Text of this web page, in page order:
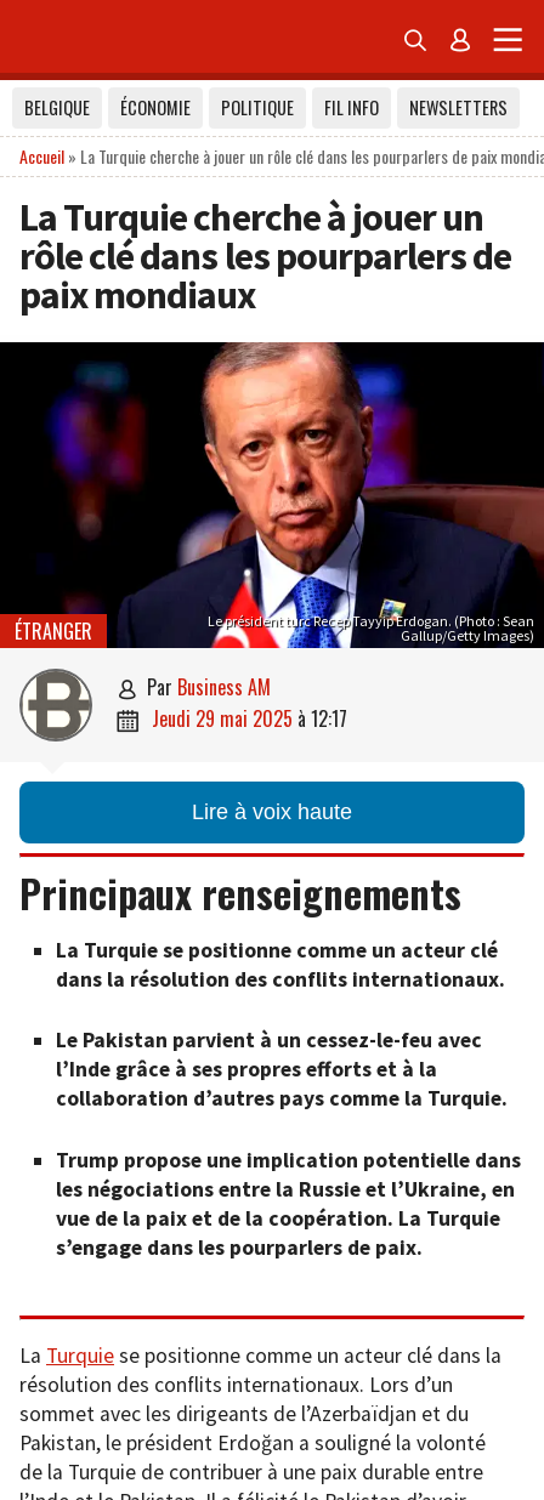
 
BELGIQUE ÉCONOMIE POLITIQUE FIL INFO
NEWSLETTERS
Accueil» La Turquie cherche à jouer un rôle clé dans les pourparlers de paix
La Turquie cherche à jouer un
rôle clé dans les pourparlers de
paix mondiaux
Le président turc Recep Tayyip Erdogan. (Photo : Sean
Gallup/Getty Images)
ÉTRANGER
 par Business AM
 jeudi 29 mai 2025 à 12:17
Lire à voix haute
Principaux renseignements
La Turquie se positionne comme un acteur clé
dans la résolution des conflits internationaux.
Le Pakistan parvient à un cessez-le-feu avec
l’Inde grâce à ses propres efforts et à la
collaboration d’autres pays comme la Turquie.
Trump propose une implication potentielle dans
les négociations entre la Russie et l’Ukraine, en
vue de la paix et de la coopération. La Turquie
s’engage dans les pourparlers de paix.
La Turquiese positionne comme un acteur clé dans la
résolution des conflits internationaux. Lors d’un
sommet avec les dirigeants de l’Azerbaïdjan et du
Pakistan, le président Erdoğan a souligné la volonté
de la Turquie de contribuer à une paix durable entre